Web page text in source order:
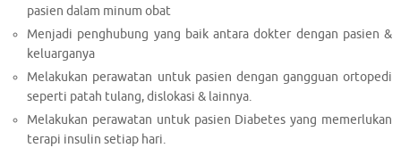
pasien dalam minum obat
Menjadi penghubung yang baik antara dokter dengan pasien &
keluarganya
Melakukan perawatan untuk pasien dengan gangguan ortopedi
seperti patah tulang, dislokasi & lainnya.
Melakukan perawatan untuk pasien Diabetes yang memerlukan
terapi insulin setiap hari.